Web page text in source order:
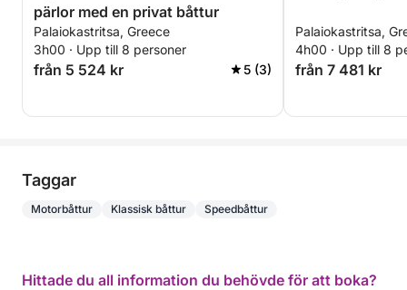
pärlor med en privat båttur
Palaiokastritsa, Greece
3h00 · Upp till 8 personer
från 5 524 kr 5 (3)
Palaiokastritsa,
4h00 · Upp till 8
från 7 481 kr
Taggar
Motorbåttur Klassisk båttur Speedbåttur
Hittade du all information du behövde för att boka?